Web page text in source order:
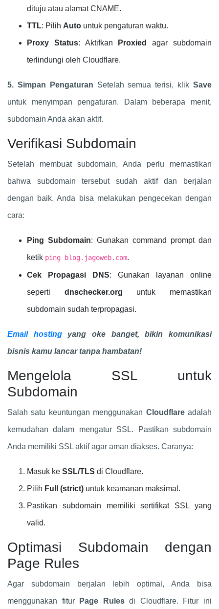
dituju atau alamat CNAME.
TTL: Pilih Auto untuk pengaturan waktu.
Proxy Status: Aktifkan Proxied agar subdomain
terlindungi oleh Cloudflare.
5. Simpan Pengaturan Setelah semua terisi, klikSave
untuk menyimpan pengaturan. Dalam beberapa menit,
subdomain Anda akan aktif.
Verifikasi Subdomain
Setelah membuat subdomain, Anda perlu memastikan
bahwa subdomain tersebut sudah aktif dan berjalan
dengan baik. Anda bisa melakukan pengecekan dengan
cara:
Ping Subdomain: Gunakan command prompt dan
ketik ping blog.jagoweb.com.
Cek Propagasi DNS: Gunakan layanan online
seperti dnschecker.org untuk memastikan
subdomain sudah terpropagasi.
Email hostingyang oke banget, bikin komunikasi
bisnis kamu lancar tanpa hambatan!
Mengelola SSL untuk
Subdomain
Salah satu keuntungan menggunakan Cloudflareadalah
kemudahan dalam mengatur SSL. Pastikan subdomain
Anda memiliki SSL aktif agar aman diakses. Caranya:
Masuk ke SSL/TLS di Cloudflare.
Pilih Full (strict) untuk keamanan maksimal.
Pastikan subdomain memiliki sertifikat SSL yang
valid.
Optimasi Subdomain dengan
Page Rules
Agar subdomain berjalan lebih optimal, Anda bisa
menggunakan fitur Page Rulesdi Cloudflare. Fitur ini